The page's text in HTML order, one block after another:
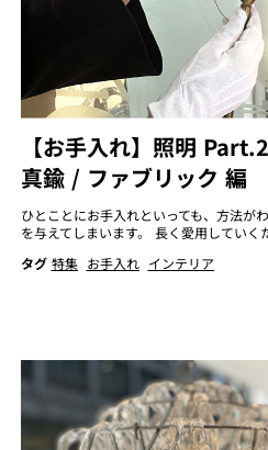
【お手入れ】照明 Part.2
真鍮 / ファブリック 編
ひとことにお手入れといっても、方法が
を与えてしまいます。 長く愛用していく
タグ 特集 お手入れ インテリア